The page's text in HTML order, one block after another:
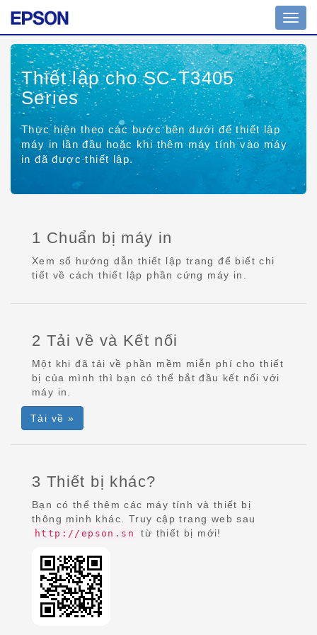
Thiết lập cho SC-T3405
Series
Thực hiện theo các bước bên dưới để thiết lập
máy in lần đầu hoặc khi thêm máy tính vào máy
in đã được thiết lập.
1 Chuẩn bị máy in
Xem sổ hướng dẫn thiết lập trang để biết chi
tiết về cách thiết lập phần cứng máy in.
2 Tải về và Kết nối
Một khi đã tải về phần mềm miễn phí cho thiết
bị của mình thì bạn có thể bắt đầu kết nối với
máy in.
Tải về »
3 Thiết bị khác?
Bạn có thể thêm các máy tính và thiết bị
thông minh khác. Truy cập trang web sau
http://epson.sn từ thiết bị mới!